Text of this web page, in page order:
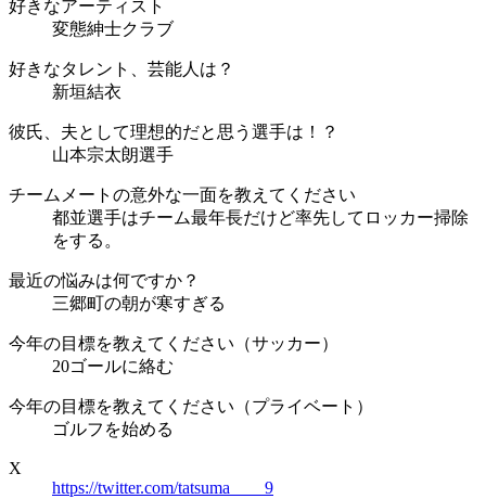
好きなアーティスト
変態紳士クラブ
好きなタレント、芸能人は？
新垣結衣
彼氏、夫として理想的だと思う選手は！？
山本宗太朗選手
チームメートの意外な一面を教えてください
都並選手はチーム最年長だけど率先してロッカー掃除
をする。
最近の悩みは何ですか？
三郷町の朝が寒すぎる
今年の目標を教えてください（サッカー）
20ゴールに絡む
今年の目標を教えてください（プライベート）
ゴルフを始める
X
https://twitter.com/tatsuma____9